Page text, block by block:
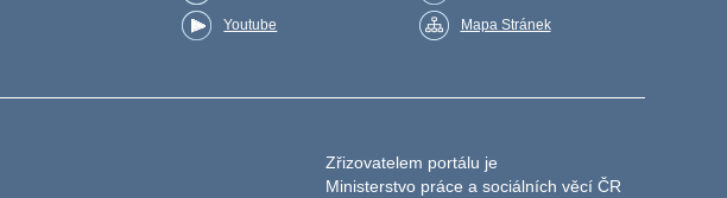
Youtube Mapa Stránek
Zřizovatelem portálu je
Ministerstvo práce a sociálních věcí ČR